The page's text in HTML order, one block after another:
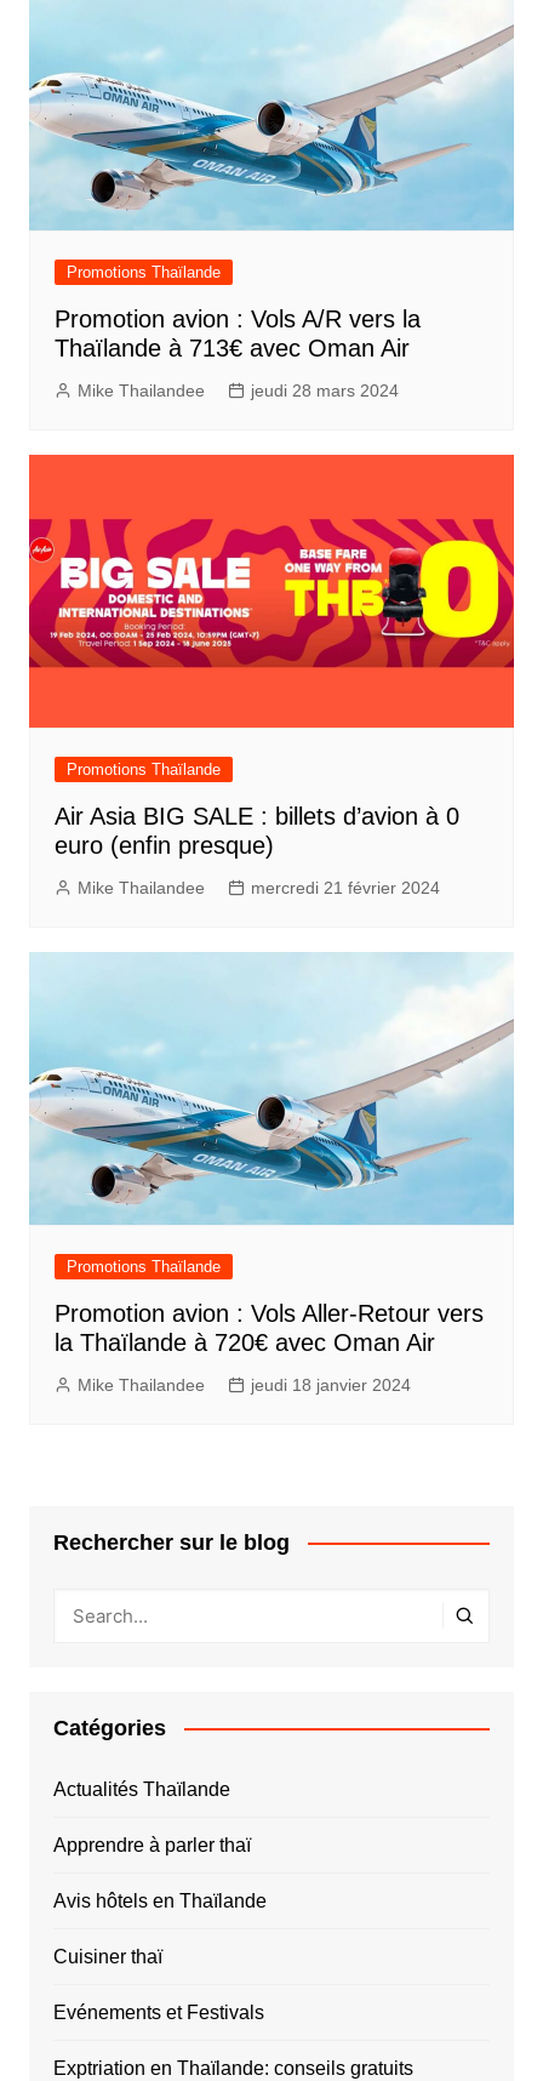
Promotions Thaïlande
Promotion avion : Vols A/R vers la
Thaïlande à 713€ avec Oman Air
Mike Thailandee jeudi 28 mars 2024
Promotions Thaïlande
Air Asia BIG SALE : billets d’avion à 0
euro (enfin presque)
Mike Thailandee mercredi 21 février 2024
Promotions Thaïlande
Promotion avion : Vols Aller-Retour vers
la Thaïlande à 720€ avec Oman Air
Mike Thailandee jeudi 18 janvier 2024
Rechercher sur le blog
Catégories
Actualités Thaïlande
Apprendre à parler thaï
Avis hôtels en Thaïlande
Cuisiner thaï
Evénements et Festivals
Exptriation en Thaïlande: conseils gratuits